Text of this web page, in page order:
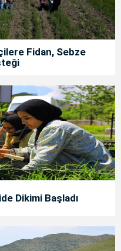
Fidan, Sebze
Dikimi Başladı